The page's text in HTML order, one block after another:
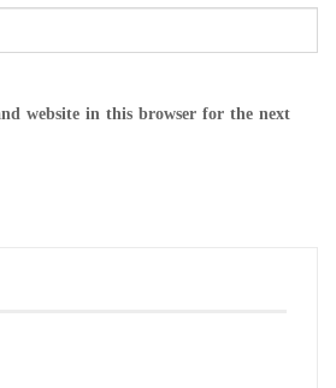
website in this browser for the next